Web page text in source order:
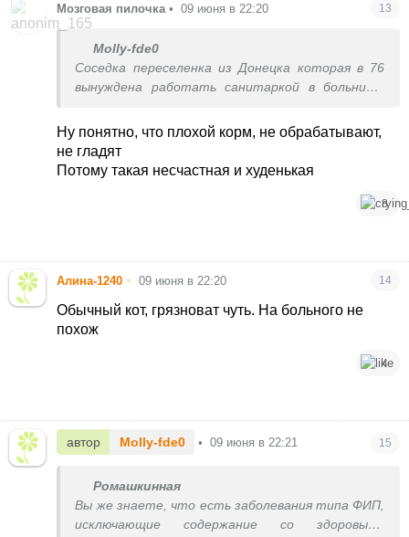
Мозговая пилочка • 09 июня в 22:20 13
Molly-fde0
Соседка переселенка из Донецка которая в 76
вынуждена работать санитаркой в больнице.
ходит кормит за свой счет. Не мне судить
Ну понятно, что плохой корм, не обрабатывают,
не гладят
Потому такая несчастная и худенькая
8
Алина-1240 • 09 июня в 22:20 14
Обычный кот, грязноват чуть. На больного не
похож
4
автор Molly-fde0 • 09 июня в 22:21 15
Ромашкинная
Вы же знаете, что есть заболевания типа ФИП,
исключающие содержание со здоровыми